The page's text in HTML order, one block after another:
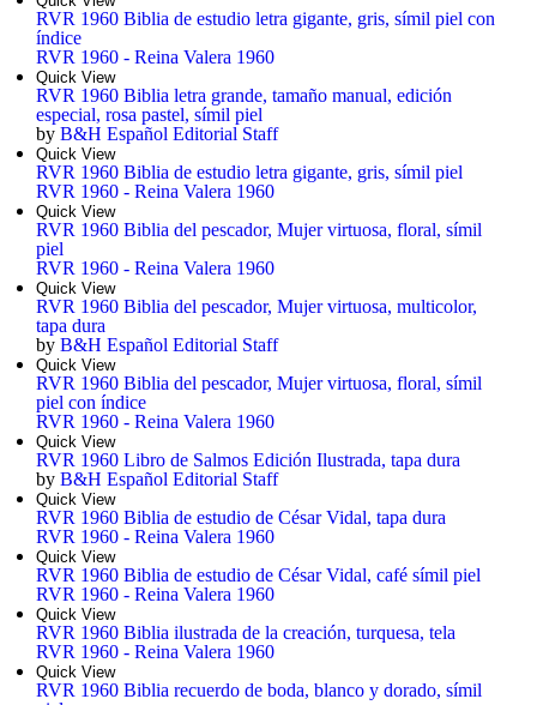
RVR 1960 Biblia de estudio letra gigante, gris, símil piel con
índice
RVR 1960 - Reina Valera 1960
Quick View
RVR 1960 Biblia letra grande, tamaño manual, edición
especial, rosa pastel, símil piel
by B&H Español Editorial Staff
Quick View
RVR 1960 Biblia de estudio letra gigante, gris, símil piel
RVR 1960 - Reina Valera 1960
Quick View
RVR 1960 Biblia del pescador, Mujer virtuosa, floral, símil
piel
RVR 1960 - Reina Valera 1960
Quick View
RVR 1960 Biblia del pescador, Mujer virtuosa, multicolor,
tapa dura
by B&H Español Editorial Staff
Quick View
RVR 1960 Biblia del pescador, Mujer virtuosa, floral, símil
piel con índice
RVR 1960 - Reina Valera 1960
Quick View
RVR 1960 Libro de Salmos Edición Ilustrada, tapa dura
by B&H Español Editorial Staff
Quick View
RVR 1960 Biblia de estudio de César Vidal, tapa dura
RVR 1960 - Reina Valera 1960
Quick View
RVR 1960 Biblia de estudio de César Vidal, café símil piel
RVR 1960 - Reina Valera 1960
Quick View
RVR 1960 Biblia ilustrada de la creación, turquesa, tela
RVR 1960 - Reina Valera 1960
Quick View
RVR 1960 Biblia recuerdo de boda, blanco y dorado, símil